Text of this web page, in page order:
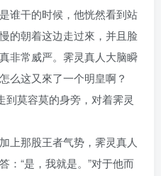
谁干的时候，他恍然看到站
的朝着这边走过來，并且脸
非常威严。霁灵真人大脑瞬
么这又來了一个明皇啊？
到莫容莫的身旁，对着霁灵
上那股王者气势，霁灵真人
：“是，我就是。”对于他而